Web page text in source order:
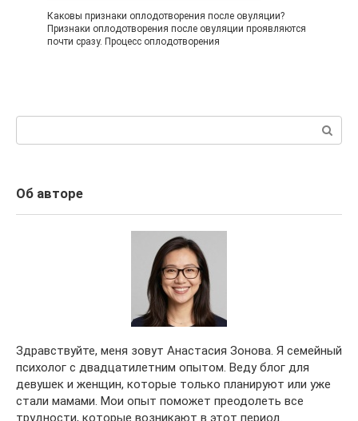
Каковы признаки оплодотворения после овуляции?
Признаки оплодотворения после овуляции проявляются
почти сразу. Процесс оплодотворения
Об авторе
Здравствуйте, меня зовут Анастасия Зонова. Я семейный
психолог с двадцатилетним опытом. Веду блог для
девушек и женщин, которые только планируют или уже
стали мамами. Мои опыт поможет преодолеть все
трудности, которые возникают в этот период.